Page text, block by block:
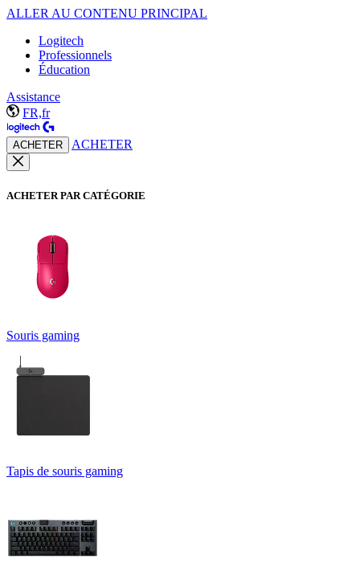
ALLER AU CONTENU PRINCIPAL
Logitech
Professionnels
Éducation
Assistance
FR,fr
ACHETER ACHETER
ACHETER PAR CATÉGORIE
Souris gaming
Tapis de souris gaming